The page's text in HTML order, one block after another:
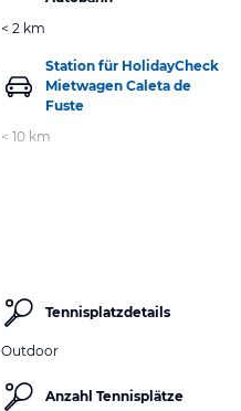
< 2 km
Station für HolidayCheck
Mietwagen Caleta de
Fuste
< 10 km
Tennisplatzdetails
Outdoor
Anzahl Tennisplätze